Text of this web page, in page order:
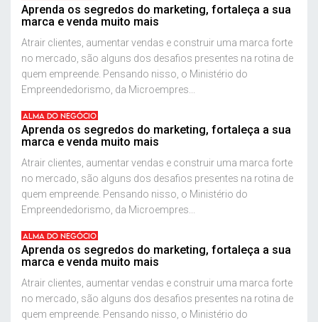
Aprenda os segredos do marketing, fortaleça a sua
marca e venda muito mais
Atrair clientes, aumentar vendas e construir uma marca forte
no mercado, são alguns dos desafios presentes na rotina de
quem empreende. Pensando nisso, o Ministério do
Empreendedorismo, da Microempres...
ALMA DO NEGÓCIO
Aprenda os segredos do marketing, fortaleça a sua
marca e venda muito mais
Atrair clientes, aumentar vendas e construir uma marca forte
no mercado, são alguns dos desafios presentes na rotina de
quem empreende. Pensando nisso, o Ministério do
Empreendedorismo, da Microempres...
ALMA DO NEGÓCIO
Aprenda os segredos do marketing, fortaleça a sua
marca e venda muito mais
Atrair clientes, aumentar vendas e construir uma marca forte
no mercado, são alguns dos desafios presentes na rotina de
quem empreende. Pensando nisso, o Ministério do